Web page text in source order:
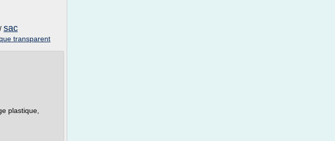
/ sac
transparent
plastique,